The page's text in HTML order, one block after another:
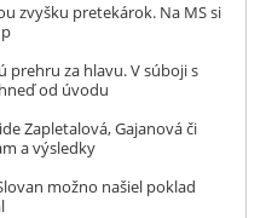
zvyšku pretekárok. Na MS si
prehru za hlavu. V súboji s
od úvodu
Zapletalová, Gajanová či
a výsledky
možno našiel poklad